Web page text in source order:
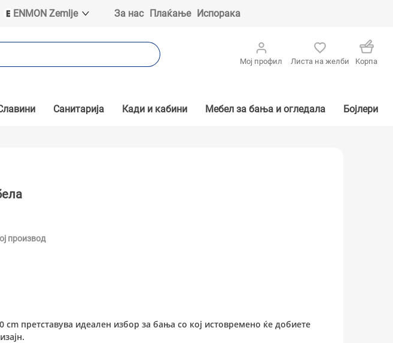
ENMON Zemlje
ENMON BIH
ENMON MKD
За нас Плаќање Испорака
Мој профил Листа на желби Kорпа
Санитарија Кади и кабини Мебел за бања и огледала Бојлери
производ
cm претставува идеален избор за бања со кој истовремено ќе добиете